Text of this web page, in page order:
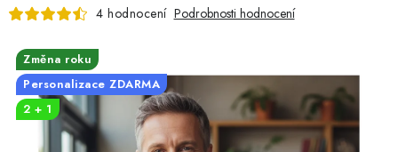
PRO PÁRY
VLASTNÍ MOTIV
TRIČKA
4 hodnocení Podrobnosti hodnocení
Změna roku
Personalizace ZDARMA
2 + 1